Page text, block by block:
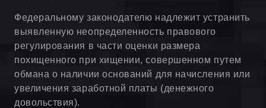
Федеральному законодателю надлежит устранить
выявленную неопределенность правового
регулирования в части оценки размера
похищенного при хищении, совершенном путем
обмана о наличии оснований для начисления или
увеличения заработной платы (денежного
довольствия).